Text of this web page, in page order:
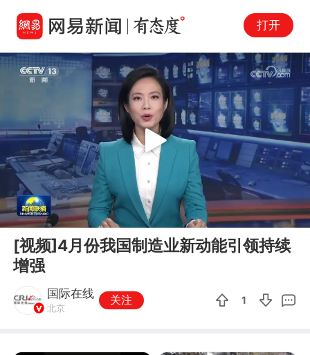
打开
00:00 01:41
Play
[视频]4月份我国制造业新动能引领持续
增强
国际在线
北京
关注 1